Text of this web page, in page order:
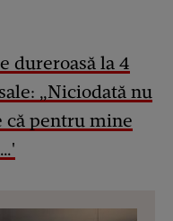
dureroasă la 4
„Niciodată nu
că pentru mine